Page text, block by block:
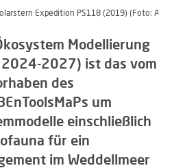
Expedition PS118 (2019) (Foto:
Modellierung
2027) ist das vom
des
um
einschließlich
für ein
im Weddellmeer